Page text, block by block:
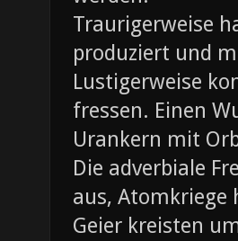
Traurigerweise
produziert und
Lustigerweise
fressen. Einen
Urankern mit
Die adverbiale
aus,
Geier kreisten